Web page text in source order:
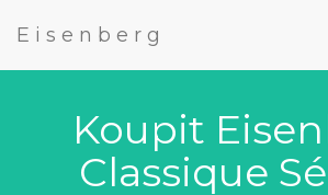
Eisenberg
Koupit
Classique